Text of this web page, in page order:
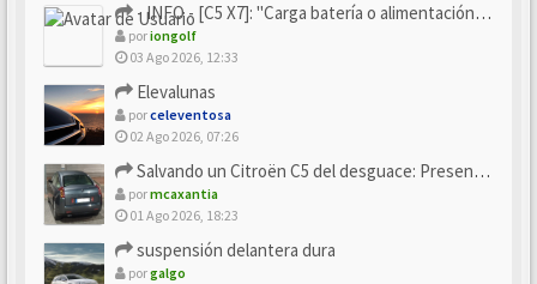
- INFO - [C5 X7]: "Carga batería o alimentación eléctri...
poriongolf
03 Ago 2026, 12:33
Elevalunas
porceleventosa
02 Ago 2026, 07:26
Salvando un Citroën C5 del desguace: Presentación y seguimiento
pormcaxantia
01 Ago 2026, 18:23
suspensión delantera dura
porgalgo